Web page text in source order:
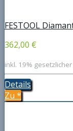
FESTOOL
362,00 €
inkl. 19% gesetzlicher
Details
Zu *